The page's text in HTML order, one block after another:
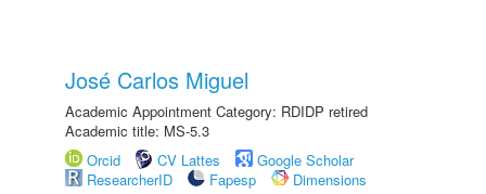
José Carlos Miguel
Academic Appointment Category: RDIDP retired
Academic title: MS-5.3
Orcid
CV Lattes
Google Scholar
ResearcherID
Fapesp
Dimensions